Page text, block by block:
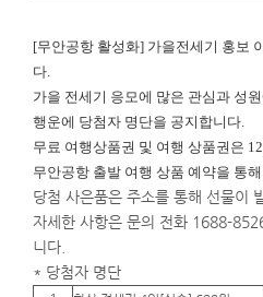
[무안공항 활성화] 가을전세기 홍보
다.
가을 전세기 응모에 많은 관심과 성
행운에 당첨자 명단을 공지합니다.
무료 여행상품권 및 여행 상품권은
무안공항 출발 여행 상품 예약을 통
당첨 사은품은 주소를 통해 선물이
자세한 사항은 문의 전화 1688-
니다.
* 당첨자 명단